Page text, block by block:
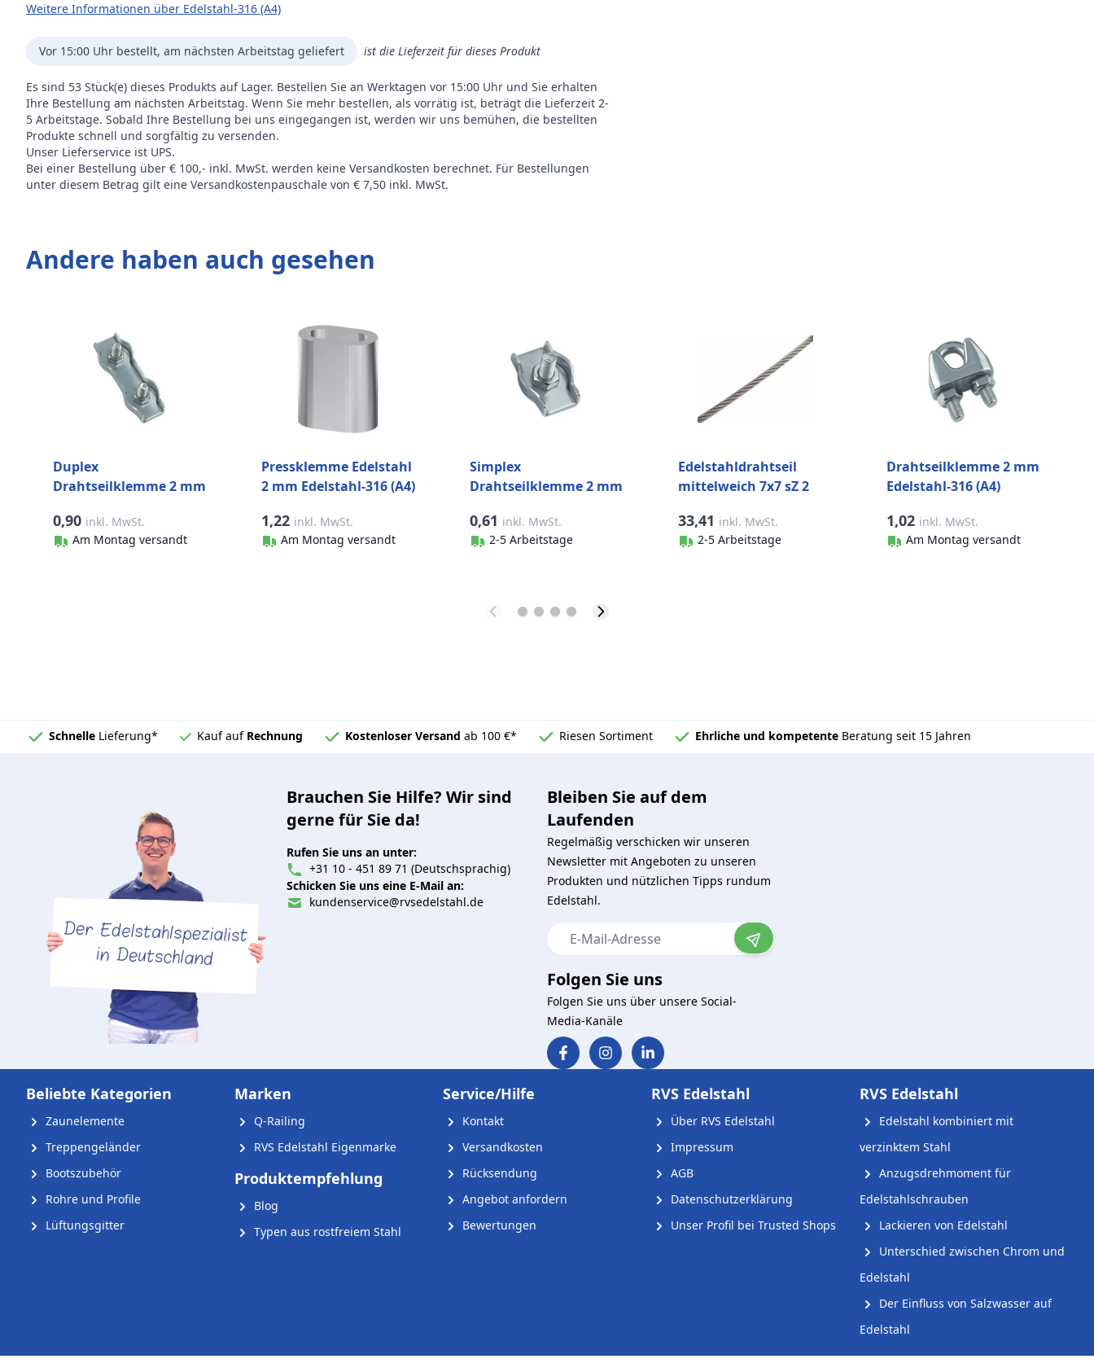
Weitere Informationen über Edelstahl-316 (A4)
Vor 15:00 Uhr bestellt, am nächsten Arbeitstag geliefert ist die Lieferzeit für dieses Produkt
Es sind 53 Stück(e) dieses Produkts auf Lager. Bestellen Sie an Werktagen vor 15:00 Uhr und Sie erhalten
Ihre Bestellung am nächsten Arbeitstag. Wenn Sie mehr bestellen, als vorrätig ist, beträgt die Lieferzeit 2-
5 Arbeitstage. Sobald Ihre Bestellung bei uns eingegangen ist, werden wir uns bemühen, die bestellten
Produkte schnell und sorgfältig zu versenden.
Unser Lieferservice ist UPS.
Bei einer Bestellung über € 100,- inkl. MwSt. werden keine Versandkosten berechnet. Für Bestellungen
unter diesem Betrag gilt eine Versandkostenpauschale von € 7,50 inkl. MwSt.
Andere haben auch gesehen
Duplex
Drahtseilklemme 2 mm
0,90 inkl. MwSt.
Am Montag versandt
Pressklemme Edelstahl
2 mm Edelstahl-316 (A4)
1,22 inkl. MwSt.
Am Montag versandt
Simplex
Drahtseilklemme 2 mm
0,61 inkl. MwSt.
2-5 Arbeitstage
Edelstahldrahtseil
mittelweich 7x7 sZ 2
304 (A2)
33,41 inkl. MwSt.
2-5 Arbeitstage
Drahtseilklemme 2 mm
Edelstahl-316 (A4)
1,02 inkl. MwSt.
Am Montag versandt
Schnelle Lieferung* Kauf auf Rechnung Kostenloser Versand ab 100 €* Riesen Sortiment Ehrliche und kompetente Beratung seit 15 Jahren
Brauchen Sie Hilfe? Wir sind
gerne für Sie da!
Rufen Sie uns an unter:
+31 10 - 451 89 71 (Deutschsprachig)
Schicken Sie uns eine E-Mail an:
kundenservice@rvsedelstahl.de
Bleiben Sie auf dem
Laufenden
Regelmäßig verschicken wir unseren
Newsletter mit Angeboten zu unseren
Produkten und nützlichen Tipps rundum
Edelstahl.
E-Mail-Adresse
Folgen Sie uns
Folgen Sie uns über unsere Social-
Media-Kanäle
Beliebte Kategorien
Zaunelemente
Treppengeländer
Bootszubehör
Rohre und Profile
Lüftungsgitter
Marken
Q-Railing
RVS Edelstahl Eigenmarke
Produktempfehlung
Blog
Typen aus rostfreiem Stahl
Service/Hilfe
Kontakt
Versandkosten
Rücksendung
Angebot anfordern
Bewertungen
RVS Edelstahl
Über RVS Edelstahl
Impressum
AGB
Datenschutzerklärung
Unser Profil bei Trusted Shops
RVS Edelstahl
Edelstahl kombiniert mit
verzinktem Stahl
Anzugsdrehmoment für
Edelstahlschrauben
Lackieren von Edelstahl
Unterschied zwischen Chrom und
Edelstahl
Der Einfluss von Salzwasser auf
Edelstahl